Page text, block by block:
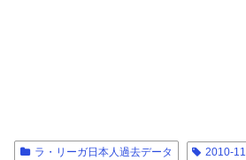
ラ・リーガ日本人過去データ 2010-11